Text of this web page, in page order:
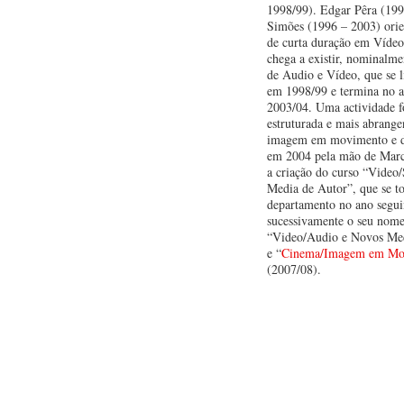
1998/99). Edgar Pêra
Simões (1996 – 2003)
de curta duração em
chega a existir,
de Audio e Vídeo, que se
em 1998/99 e termina no
2003/04. Uma actividade
estruturada e mais
imagem em movimento e
em 2004 pela mão de
a criação do curso
Media de Autor”, que se
departamento no ano
sucessivamente o seu
“Video/Audio e Novos
e “Cinema/Imagem em
(2007/08).